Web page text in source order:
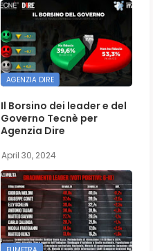
AGENZIA DIRE
Il Borsino dei leader e del
Governo Tecnè per
Agenzia Dire
April 30, 2024